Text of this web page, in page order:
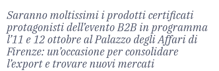
Saranno moltissimi i prodotti certificati
protagonisti dell’evento B2B in programma
l’11 e 12 ottobre al Palazzo degli Affari di
Firenze: un’occasione per consolidare
l’export e trovare nuovi mercati